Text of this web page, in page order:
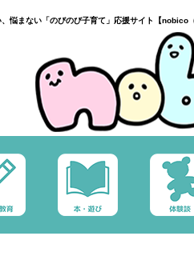
、悩まない「のびのび子育て」応援サイト【